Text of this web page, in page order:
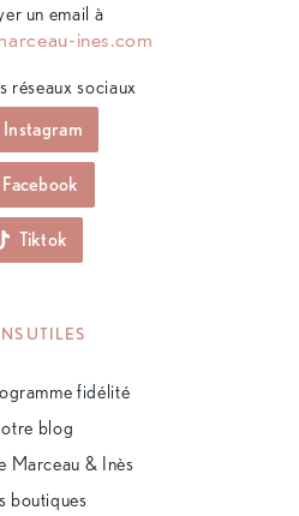
un email à
ines.com
réseaux sociaux
Instagram
Facebook
Tiktok
UTILES
fidélité
blog
Marceau & Inès
boutiques